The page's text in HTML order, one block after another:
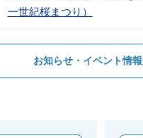
一世紀桜まつり）
お知らせ・イベント情